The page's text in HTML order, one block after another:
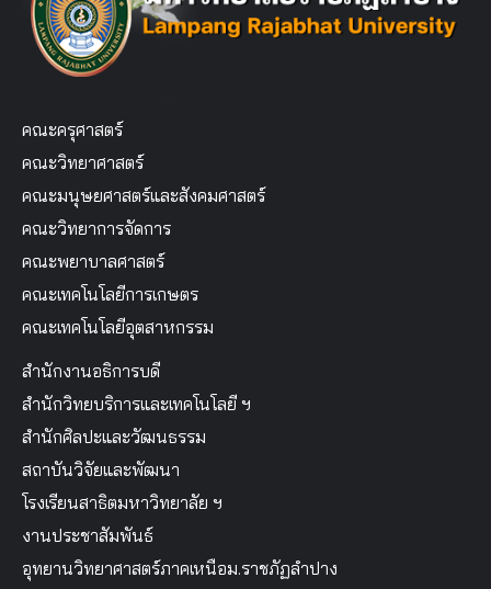
คณะครุศาสตร์
คณะวิทยาศาสตร์
คณะมนุษยศาสตร์และสังคมศาสตร์
คณะวิทยาการจัดการ
คณะพยาบาลศาสตร์
คณะเทคโนโลยีการเกษตร
คณะเทคโนโลยีอุตสาหกรรม
สำนักงานอธิการบดี
สำนักวิทยบริการและเทคโนโลยี ฯ
สำนักศิลปะและวัฒนธรรม
สถาบันวิจัยและพัฒนา
โรงเรียนสาธิตมหาวิทยาลัย ฯ
งานประชาสัมพันธ์
อุทยานวิทยาศาสตร์ภาคเหนือม.ราชภัฏลำปาง